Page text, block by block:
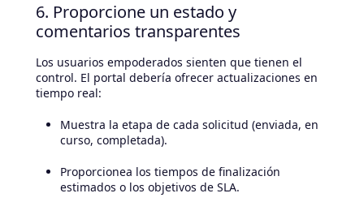
6. Proporcione un estado y
comentarios transparentes
Los usuarios empoderados sienten que tienen el
control. El portal debería ofrecer actualizaciones en
tiempo real:
Muestra la etapa de cada solicitud (enviada, en
curso, completada).
Proporcionea los tiempos de finalización
estimados o los objetivos de SLA.